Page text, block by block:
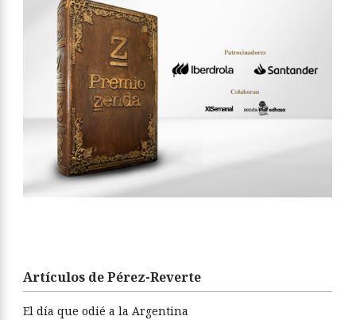
Artículos de Pérez-Reverte
El día que odié a la Argentina